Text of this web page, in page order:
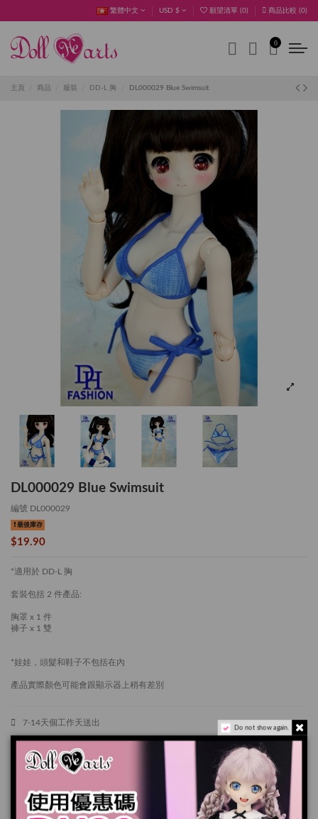
繁體中文 USD $ 願望清單 (0) 商品比較 (0)
0
主頁 商品 服裝 DD-L 胸 DL000029 Blue Swimsuit
DL000029 Blue Swimsuit
編號 DL000029
最後庫存
$19.90
*適用於 DD-L 胸
套裝包括 2 件產品:
胸罩 x 1 件
褲子 x 1 雙
*娃娃，頭髮和鞋子不包括在內
產品實際顏色可能會跟顯示器上稍有差別
7-14天個工作天送出
加入購物車
Do not show again.